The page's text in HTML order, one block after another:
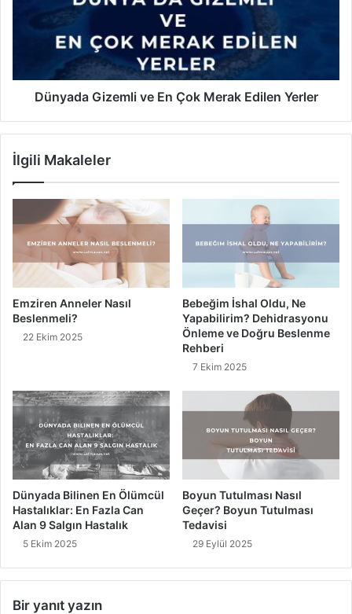
li
n
o
k
e
r
d
i
e
n
e
r
l
Dünyada Gizemli ve En Çok Merak Edilen Yerler
İlgili Makaleler
Emziren Anneler Nasıl
Beslenmeli?
22 Ekim 2025
Bebeğim İshal Oldu, Ne
Yapabilirim? Dehidrasyonu
Önleme ve Doğru Beslenme
Rehberi
7 Ekim 2025
Dünyada Bilinen En Ölümcül
Hastalıklar: En Fazla Can
Alan 9 Salgın Hastalık
5 Ekim 2025
Boyun Tutulması Nasıl
Geçer? Boyun Tutulması
Tedavisi
29 Eylül 2025
Bir yanıt yazın